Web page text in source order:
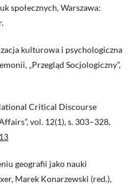
społecznych, Warszawa:
kulturowa i psychologiczna
„Przegląd Socjologiczny”,
Critical Discourse
vol. 12(1), s. 303–328,
geografii jako nauki
Marek Konarzewski (red.),